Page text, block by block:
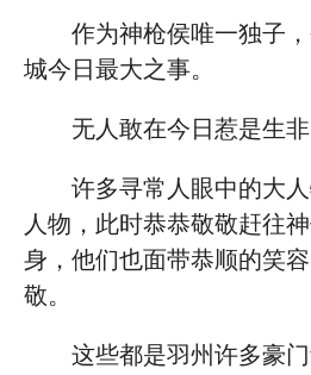
作为神枪侯唯一独子
城今日最大之事。
无人敢在今日惹是生非
许多寻常人眼中的大
人物，此时恭恭敬敬赶往
身，他们也面带恭顺的笑
敬。
这些都是羽州许多豪门